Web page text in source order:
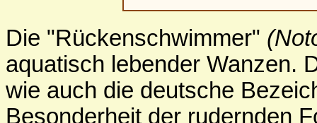
Die "Rückenschwimmer"
aquatisch lebender Wanzen.
wie auch die deutsche
Besonderheit der rudernden